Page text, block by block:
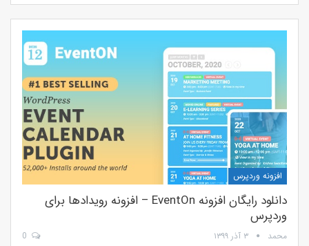
افزونه وردپرس
دانلود رایگان افزونه EventOn – افزونه رویدادها برای
وردپرس
محمد ۳ آذر ۱۳۹۹